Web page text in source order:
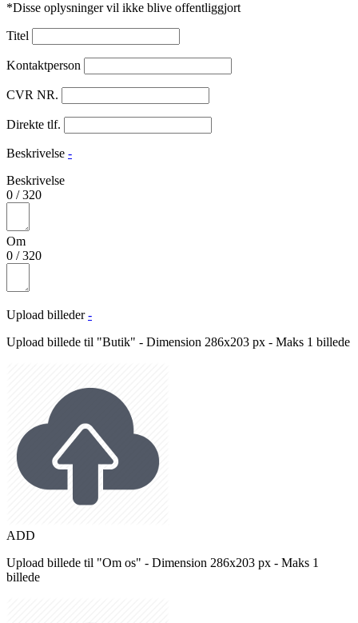
*Disse oplysninger vil ikke blive offentliggjort
Titel
Kontaktperson
CVR NR.
Direkte tlf.
Beskrivelse -
Beskrivelse
0 /320
Om
0 /320
Upload billeder -
Upload billede til "Butik" - Dimension 286x203 px - Maks 1 billede
ADD
Upload billede til "Om os" - Dimension 286x203 px - Maks 1
billede